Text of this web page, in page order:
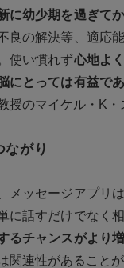
に幼少期を過ぎて
良の解決等、適応
使い慣れず心地よ
にとっては有益で
授のマイケル・K・
ながり
メッセージアプリ
に話すだけでなく
るチャンスがより
関連性があること